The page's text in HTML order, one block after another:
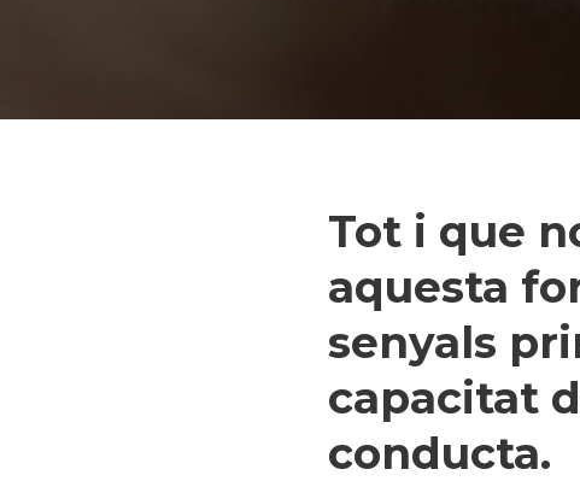
Tot i que
aquesta
senyals
capacitat
conducta.